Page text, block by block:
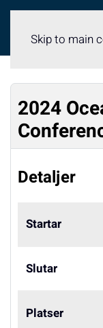
Skip to main
2024
Detaljer
Startar
Slutar
Platser